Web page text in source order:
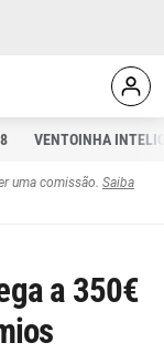
VENTOINHA
uma comissão. Saiba
a 350€